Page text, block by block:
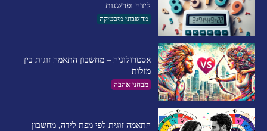
לידה ופרשנות
מחשבוני מיסטיקה
אסטרולוגיה – מחשבון התאמה זוגית בין
מזלות
מבחני אהבה
התאמה זוגית לפי מפת לידה, מחשבון